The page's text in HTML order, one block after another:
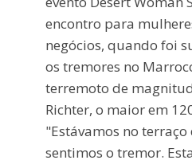
encontro para
negócios, quando foi
os tremores no
terremoto de
Richter, o maior em
"Estávamos no
sentimos o tremor.